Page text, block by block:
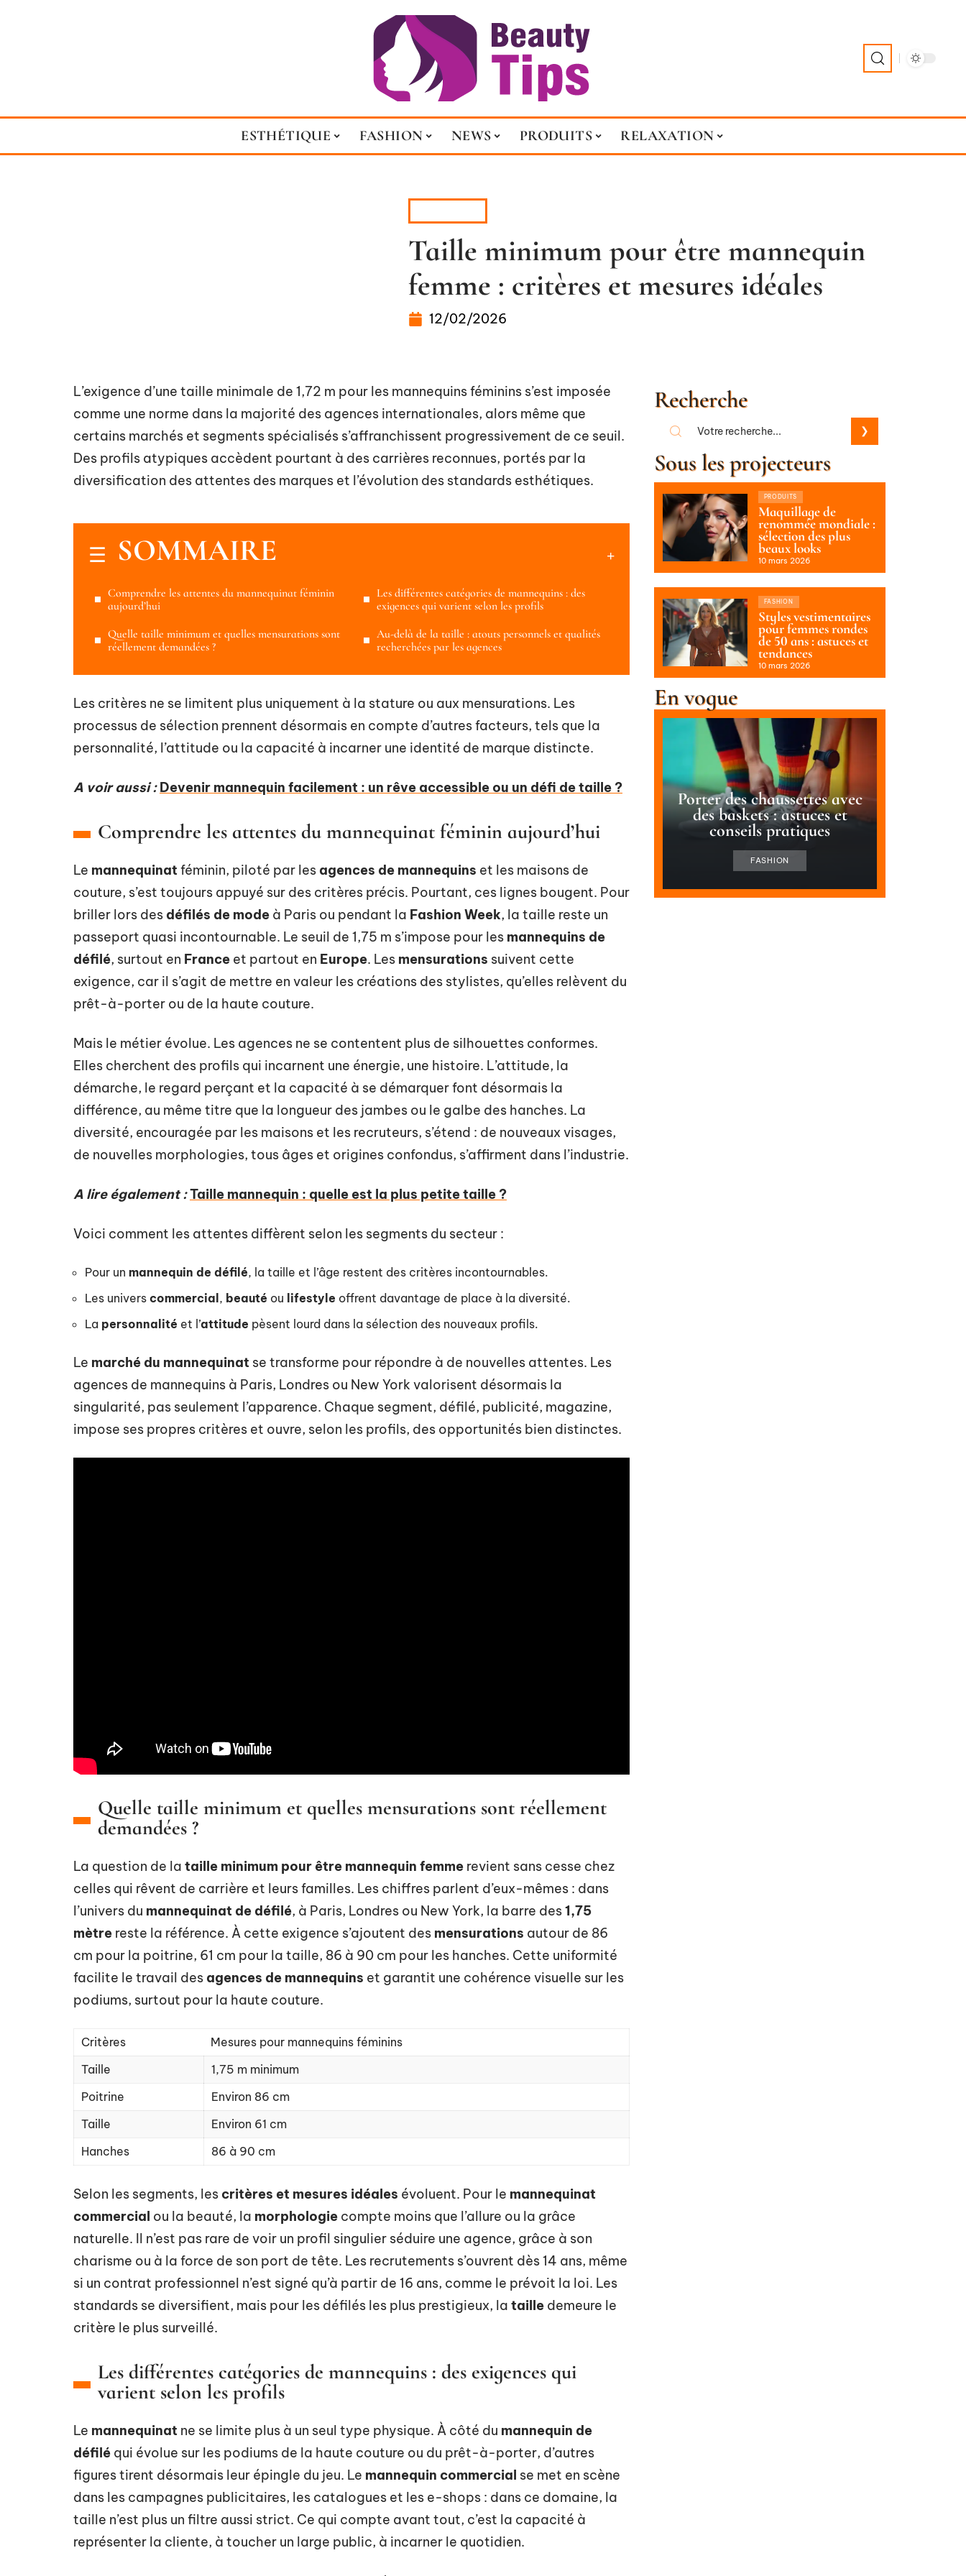
ESTHÉTIQUE FASHION NEWS PRODUITS RELAXATION
Taille minimum pour être mannequin
femme : critères et mesures idéales
12/02/2026
L’exigence d’une taille minimale de 1,72 m pour les mannequins féminins s’est imposée
comme une norme dans la majorité des agences internationales, alors même que
certains marchés et segments spécialisés s’affranchissent progressivement de ce seuil.
Des profils atypiques accèdent pourtant à des carrières reconnues, portés par la
diversification des attentes des marques et l’évolution des standards esthétiques.
SOMMAIRE
Comprendre les attentes du mannequinat féminin
aujourd’hui
Quelle taille minimum et quelles mensurations sont
réellement demandées ?
Les différentes catégories de mannequins : des
exigences qui varient selon les profils
Au-delà de la taille : atouts personnels et qualités
recherchées par les agences
Les critères ne se limitent plus uniquement à la stature ou aux mensurations. Les
processus de sélection prennent désormais en compte d’autres facteurs, tels que la
personnalité, l’attitude ou la capacité à incarner une identité de marque distincte.
A voir aussi : Devenir mannequin facilement : un rêve accessible ou un défi de taille ?
Comprendre les attentes du mannequinat féminin aujourd’hui
Le mannequinatféminin, piloté par les agences de mannequins et les maisons de
couture, s’est toujours appuyé sur des critères précis. Pourtant, ces lignes bougent. Pour
briller lors des défilés de mode à Paris ou pendant la Fashion Week, la taille reste un
passeport quasi incontournable. Le seuil de 1,75 m s’impose pour les mannequins de
défilé, surtout en France et partout en Europe. Les mensurations suivent cette
exigence, car il s’agit de mettre en valeur les créations des stylistes, qu’elles relèvent du
prêt-à-porter ou de la haute couture.
Mais le métier évolue. Les agences ne se contentent plus de silhouettes conformes.
Elles cherchent des profils qui incarnent une énergie, une histoire. L’attitude, la
démarche, le regard perçant et la capacité à se démarquer font désormais la
différence, au même titre que la longueur des jambes ou le galbe des hanches. La
diversité, encouragée par les maisons et les recruteurs, s’étend : de nouveaux visages,
de nouvelles morphologies, tous âges et origines confondus, s’affirment dans l’industrie.
A lire également :Taille mannequin : quelle est la plus petite taille ?
Voici comment les attentes diffèrent selon les segments du secteur :
Pour un mannequin de défilé, la taille et l’âge restent des critères incontournables.
Les univers commercial, beauté ou lifestyle offrent davantage de place à la diversité.
La personnalité et l’attitude pèsent lourd dans la sélection des nouveaux profils.
Le marché du mannequinat se transforme pour répondre à de nouvelles attentes. Les
agences de mannequins à Paris, Londres ou New York valorisent désormais la
singularité, pas seulement l’apparence. Chaque segment, défilé, publicité, magazine,
impose ses propres critères et ouvre, selon les profils, des opportunités bien distinctes.
Quelle taille minimum et quelles mensurations sont réellement
demandées ?
La question de la taille minimum pour être mannequin femme revient sans cesse chez
celles qui rêvent de carrière et leurs familles. Les chiffres parlent d’eux-mêmes : dans
l’univers du mannequinat de défilé, à Paris, Londres ou New York, la barre des1,75
mètre reste la référence. À cette exigence s’ajoutent des mensurations autour de 86
cm pour la poitrine, 61 cm pour la taille, 86 à 90 cm pour les hanches. Cette uniformité
facilite le travail des agences de mannequins et garantit une cohérence visuelle sur les
podiums, surtout pour la haute couture.
Critères
Mesures pour mannequins féminins
Taille
1,75 m minimum
Poitrine
Environ 86 cm
Taille
Environ 61 cm
Hanches
86 à 90 cm
Selon les segments, les critères et mesures idéales évoluent. Pour le mannequinat
commercial ou la beauté, la morphologie compte moins que l’allure ou la grâce
naturelle. Il n’est pas rare de voir un profil singulier séduire une agence, grâce à son
charisme ou à la force de son port de tête. Les recrutements s’ouvrent dès 14 ans, même
si un contrat professionnel n’est signé qu’à partir de 16 ans, comme le prévoit la loi. Les
standards se diversifient, mais pour les défilés les plus prestigieux, la taille demeure le
critère le plus surveillé.
Les différentes catégories de mannequins : des exigences qui
varient selon les profils
Le mannequinat ne se limite plus à un seul type physique. À côté du mannequin de
défilé qui évolue sur les podiums de la haute couture ou du prêt-à-porter, d’autres
figures tirent désormais leur épingle du jeu. Le mannequin commercial se met en scène
dans les campagnes publicitaires, les catalogues et les e-shops : dans ce domaine, la
taille n’est plus un filtre aussi strict. Ce qui compte avant tout, c’est la capacité à
représenter la cliente, à toucher un large public, à incarner le quotidien.
Recherche
Sous les projecteurs
PRODUITS
Maquillage de
renommée mondiale :
sélection des plus
beaux looks
10 mars 2026
FASHION
Styles vestimentaires
pour femmes rondes
de 50 ans : astuces et
tendances
10 mars 2026
En vogue
Porter des chaussettes avec
des baskets : astuces et
conseils pratiques
FASHION